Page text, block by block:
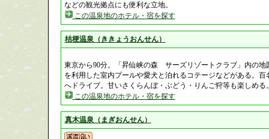
などの観光拠点にも便利な立地。
この温泉地のホテル・宿を探す
桔梗温泉（ききょうおんせん）
東京から90分。「昇仙峡の森 サーズリゾートクラブ」内の地
を利用した室内プールや愛犬と泊れるコテージなどがある。
へドライブ。甘いさくらんぼ・ぶどう・りんご狩等も楽しめる
この温泉地のホテル・宿を探す
真木温泉（まぎおんせん）